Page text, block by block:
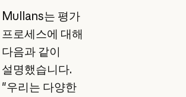
Mullans는 평가
프로세스에 대해
다음과 같이
설명했습니다.
"우리는 다양한